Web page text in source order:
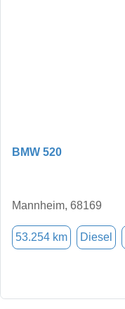
BMW 520
Mannheim, 68169
53.254 km Diesel